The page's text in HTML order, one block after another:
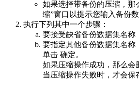
如果选择带备份的压缩 ，
缩”窗口以提示您输入备份数
执行下列其中一个步骤：
要接受缺省备份数据集名称
要指定其他备份数据集名称
单击 确定。
如果压缩操作成功，那么会
当压缩操作失败时，才会保